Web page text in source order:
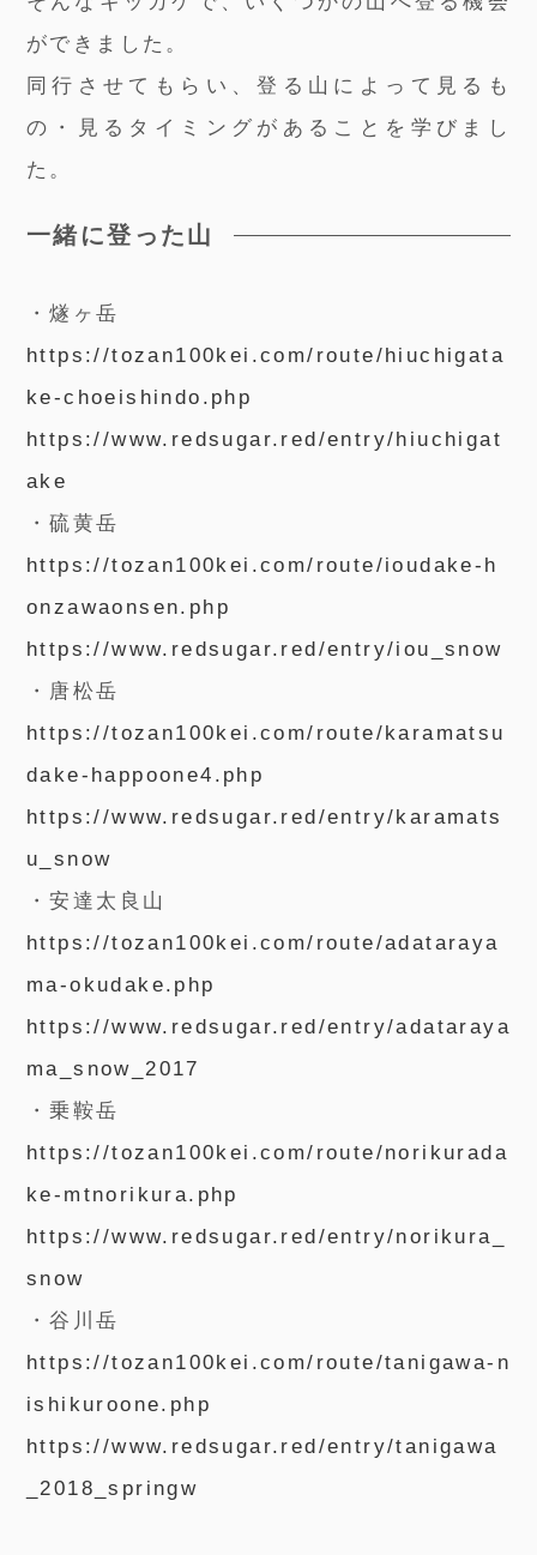
ができました。
同行させてもらい、登る山によって見るも
の・見るタイミングがあることを学びまし
た。
一緒に登った山
・燧ヶ岳
https://tozan100kei.com/route/hiuchigata
ke-choeishindo.php
https://www.redsugar.red/entry/hiuchigat
ake
・硫黄岳
https://tozan100kei.com/route/ioudake-h
onzawaonsen.php
https://www.redsugar.red/entry/iou_snow
・唐松岳
https://tozan100kei.com/route/karamatsu
dake-happoone4.php
https://www.redsugar.red/entry/karamats
u_snow
・安達太良山
https://tozan100kei.com/route/adataraya
ma-okudake.php
https://www.redsugar.red/entry/adataraya
ma_snow_2017
・乗鞍岳
https://tozan100kei.com/route/norikurada
ke-mtnorikura.php
https://www.redsugar.red/entry/norikura_
snow
・谷川岳
https://tozan100kei.com/route/tanigawa-n
ishikuroone.php
https://www.redsugar.red/entry/tanigawa
_2018_springw